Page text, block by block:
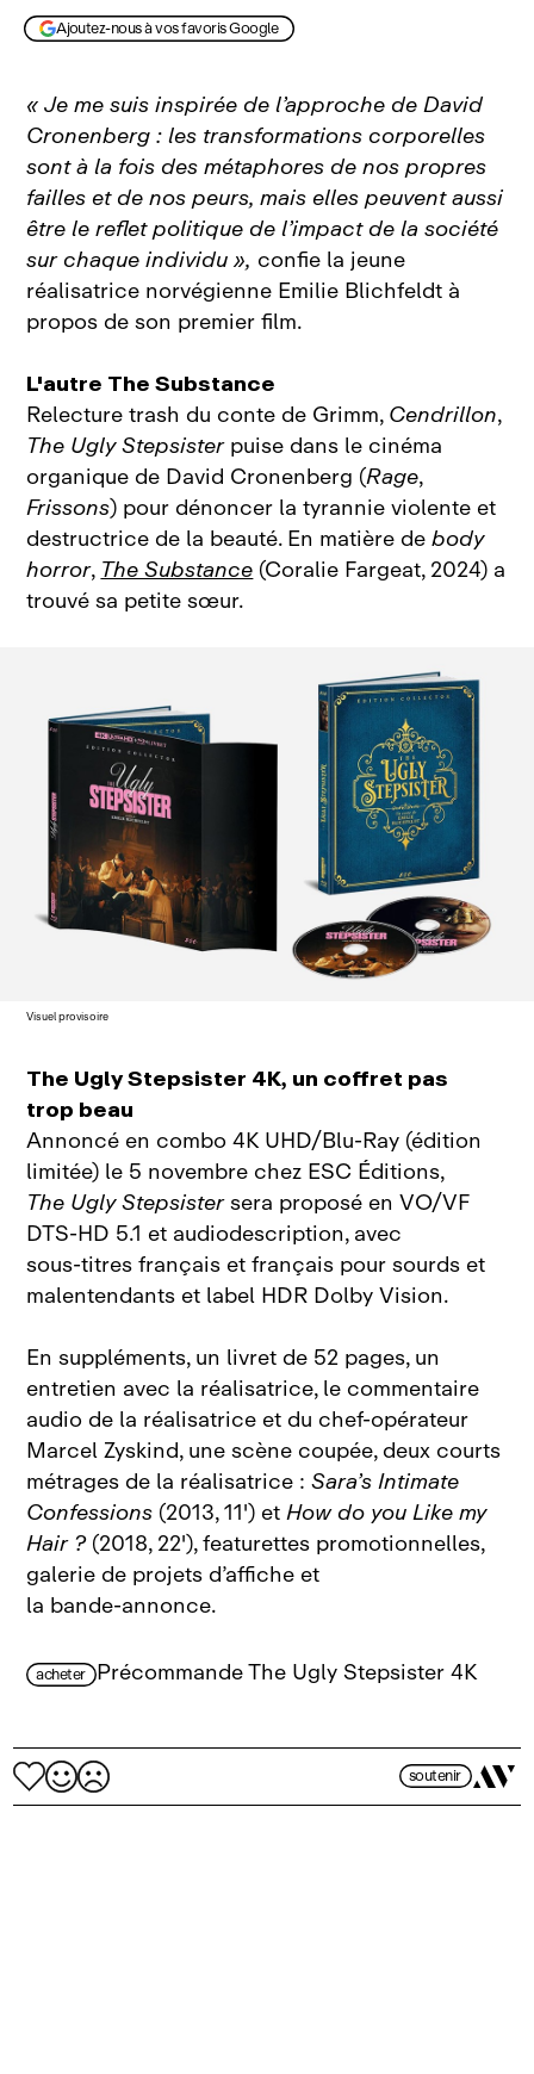
Ajoutez-nous à vos favoris Google
« Je me suis inspirée de l’approche de David
Cronenberg : les transformations corporelles
sont à la fois des métaphores de nos propres
failles et de nos peurs, mais elles peuvent aussi
être le reflet politique de l’impact de la société
sur chaque individu », confie la jeune
réalisatrice norvégienne Emilie Blichfeldt à
propos de son premier film.
L'autre The Substance
Relecture trash du conte de Grimm,Cendrillon,
The Ugly Stepsisterpuise dans le cinéma
organique de David Cronenberg (Rage,
Frissons) pour dénoncer la tyrannie violente et
destructrice de la beauté. En matière debody
horror,The Substance(Coralie Fargeat, 2024) a
trouvé sa petite sœur.
Visuel provisoire
The Ugly Stepsister 4K, un coffret pas
trop beau
Annoncé en combo 4K UHD/Blu-Ray (édition
limitée) le 5 novembre chez ESC Éditions,
The Ugly Stepsistersera proposé en VO/VF
DTS‑HD 5.1 et audiodescription, avec
sous‑titres français et français pour sourds et
malentendants et label HDR Dolby Vision.
En suppléments, un livret de 52 pages, un
entretien avec la réalisatrice, le commentaire
audio de la réalisatrice et du chef‑opérateur
Marcel Zyskind, une scène coupée, deux courts
métrages de la réalisatrice :Sara’s Intimate
Confessions (2013, 11') etHow do you Like my
Hair ?(2018, 22'), featurettes promotionnelles,
galerie de projets d’affiche et
la bande‑annonce.
acheter Précommande The Ugly Stepsister 4K
soutenir